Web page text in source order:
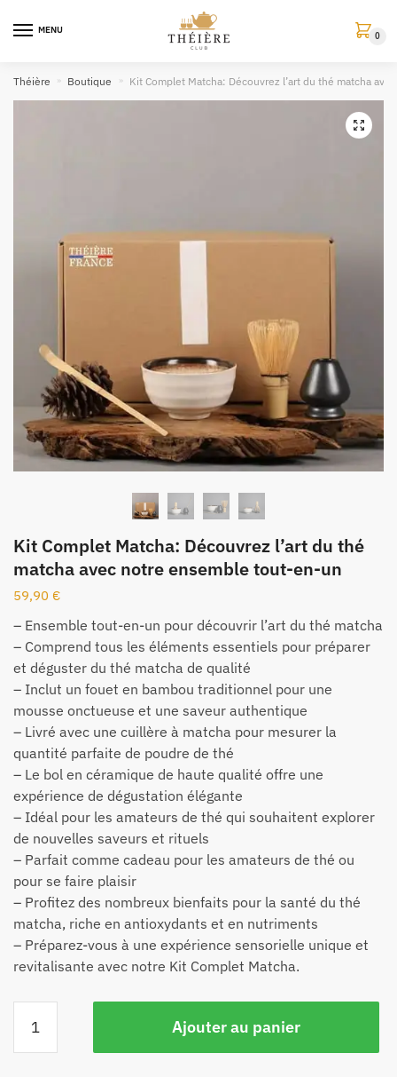
MENU
0
Théière » Boutique Kit Complet Matcha: Découvrez l’art du thé matcha
🔍
Kit Complet Matcha: Découvrez l’art du thé
matcha avec notre ensemble tout-en-un
59,90 €
– Ensemble tout-en-un pour découvrir l’art du thé matcha
– Comprend tous les éléments essentiels pour préparer
et déguster du thé matcha de qualité
– Inclut un fouet en bambou traditionnel pour une
mousse onctueuse et une saveur authentique
– Livré avec une cuillère à matcha pour mesurer la
quantité parfaite de poudre de thé
– Le bol en céramique de haute qualité offre une
expérience de dégustation élégante
– Idéal pour les amateurs de thé qui souhaitent explorer
de nouvelles saveurs et rituels
– Parfait comme cadeau pour les amateurs de thé ou
pour se faire plaisir
– Profitez des nombreux bienfaits pour la santé du thé
matcha, riche en antioxydants et en nutriments
– Préparez-vous à une expérience sensorielle unique et
revitalisante avec notre Kit Complet Matcha.
Ajouter au panier